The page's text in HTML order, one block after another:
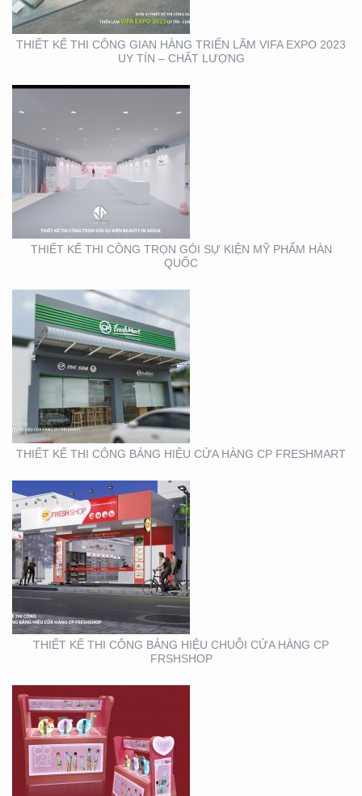
THIẾT KẾ THI CÔNG GIAN HÀNG TRIỂN LÃM VIFA EXPO 2023
UY TÍN – CHẤT LƯỢNG
THIẾT KẾ THI CÔNG TRỌN GÓI SỰ KIỆN MỸ PHẨM HÀN
QUỐC
THIẾT KẾ THI CÔNG
BẢNG HIỆU CỬA HÀNG
CP FRESHMART
THIẾT KẾ THI CÔNG BẢNG HIỆU CỬA HÀNG CP FRESHMART
THIẾT KẾ THI CÔNG
BẢNG HIỆU CHUỖI CỬA
HÀNG CP FRSHSHOP
THIẾT KẾ THI CÔNG BẢNG HIỆU CHUỖI CỬA HÀNG CP
FRSHSHOP
THIẾT KẾ SẢN XUẤT KỆ
MỸ PHẨM TẠI TP. HỒ
CHÍ MINH
THIẾT KẾ THI CÔNG
KIOSK THỰC PHẨM TẠI
TP. HỒ CHÍ MINH